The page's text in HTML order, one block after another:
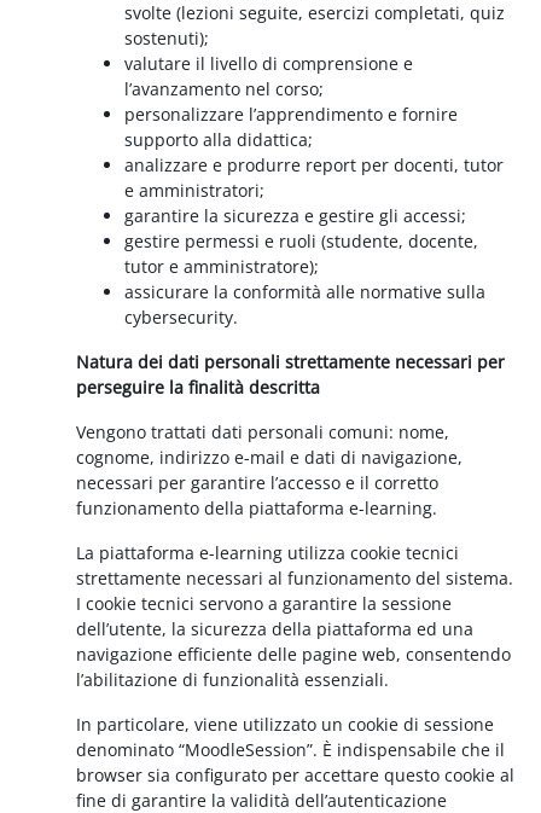
svolte (lezioni seguite, esercizi completati, quiz
sostenuti);
valutare il livello di comprensione e
l’avanzamento nel corso;
personalizzare l’apprendimento e fornire
supporto alla didattica;
analizzare e produrre report per docenti, tutor
e amministratori;
garantire la sicurezza e gestire gli accessi;
gestire permessi e ruoli (studente, docente,
tutor e amministratore);
assicurare la conformità alle normative sulla
cybersecurity.
Natura dei dati personali strettamente necessari per
perseguire la finalità descritta
Vengono trattati dati personali comuni: nome,
cognome, indirizzo e-mail e dati di navigazione,
necessari per garantire l’accesso e il corretto
funzionamento della piattaforma e-learning.
La piattaforma e-learning utilizza cookie tecnici
strettamente necessari al funzionamento del sistema.
I cookie tecnici servono a garantire la sessione
dell’utente, la sicurezza della piattaforma ed una
navigazione efficiente delle pagine web, consentendo
l’abilitazione di funzionalità essenziali.
In particolare, viene utilizzato un cookie di sessione
denominato “MoodleSession”. È indispensabile che il
browser sia configurato per accettare questo cookie al
fine di garantire la validità dell’autenticazione